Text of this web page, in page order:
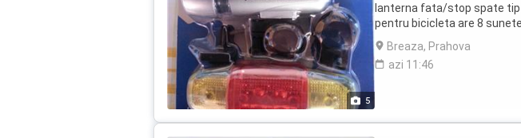
5
lanterna fata/stop spate tip
pentru bicicleta are 8
pentru avertizare. Pentru a
un buton care poate fi
lui se poate face prin
Breaza, Prahova
azi 11:46